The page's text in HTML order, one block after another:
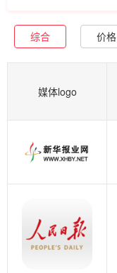
综合 价格
媒体logo